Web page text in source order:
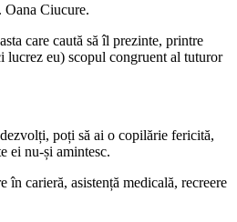
Oana Ciucure.
care caută să îl prezinte, printre
lucrez eu) scopul congruent al tuturor
poți să ai o copilărie fericită,
ei nu-și amintesc.
carieră, asistență medicală, recreere